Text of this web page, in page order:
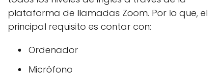
plataforma de llamadas Zoom. Por lo que, el
principal requisito es contar con:
Ordenador
Micrófono